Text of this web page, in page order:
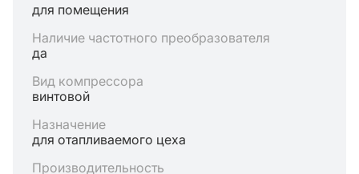
для помещения
Наличие частотного преобразователя
да
Вид компрессора
винтовой
Назначение
для отапливаемого цеха
Производительность